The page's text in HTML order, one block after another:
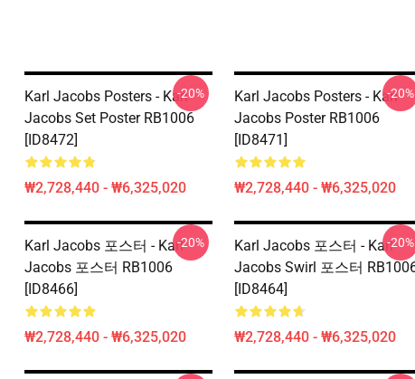
Karl Jacobs Posters - Karl
Jacobs Set Poster RB1006
[ID8472]
₩2,728,440 - ₩6,325,020
-20%
Karl Jacobs Posters - Karl
Jacobs Poster RB1006
[ID8471]
₩2,728,440 - ₩6,325,020
-20%
Karl Jacobs 포스터 - Karl
Jacobs 포스터 RB1006
[ID8466]
₩2,728,440 - ₩6,325,020
-20%
Karl Jacobs 포스터 - Karl
Jacobs Swirl 포스터
[ID8464]
₩2,728,440 - ₩6,325,020
-20%